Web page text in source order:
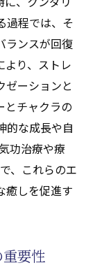
過程では、そ
ランスが回復
より、ストレ
ゼーションと
とチャクラの
的な成長や自
功治療や療
、これらのエ
癒しを促進す
要性